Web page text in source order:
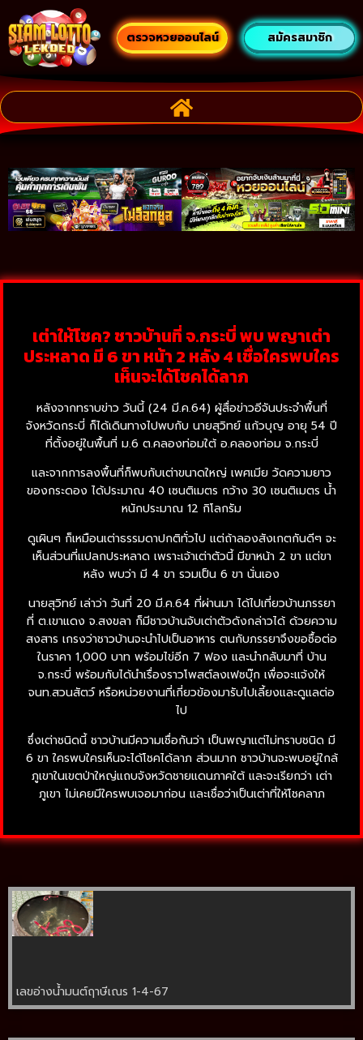
ตรวจหวยออนไลน์ สมัครสมาชิก
เต่าให้โชค? ชาวบ้านที่ จ.กระบี่ พบ พญาเต่า
ประหลาด มี 6 ขา หน้า 2 หลัง 4 เชื่อใครพบใคร
เห็นจะได้โชคได้ลาภ
หลังจากทราบข่าว วันนี้ (24 มี.ค.64) ผู้สื่อข่าวอีจันประจำพื้นที่
จังหวัดกระบี่ ก็ได้เดินทางไปพบกับ นายสุวิทย์ แก้วบุญ อายุ 54 ปี
ที่ตั้งอยู่ในพื้นที่ ม.6 ต.คลองท่อมใต้ อ.คลองท่อม จ.กระบี่
และจากการลงพื้นที่ก็พบกับเต่าขนาดใหญ่ เพศเมีย วัดความยาว
ของกระดอง ได้ประมาณ 40 เซนติเมตร กว้าง 30 เซนติเมตร น้ำ
หนักประมาณ 12 กิโลกรัม
ดูเผินๆ ก็เหมือนเต่าธรรมดาปกติทั่วไป แต่ถ้าลองสังเกตกันดีๆ จะ
เห็นส่วนที่แปลกประหลาด เพราะเจ้าเต่าตัวนี้ มีขาหน้า 2 ขา แต่ขา
หลัง พบว่า มี 4 ขา รวมเป็น 6 ขา นั่นเอง
นายสุวิทย์ เล่าว่า วันที่ 20 มี.ค.64 ที่ผ่านมา ได้ไปเที่ยวบ้านภรรยา
ที่ ต.เขาแดง จ.สงขลา ก็มีชาวบ้านจับเต่าตัวดังกล่าวได้ ด้วยความ
สงสาร เกรงว่าชาวบ้านจะนำไปเป็นอาหาร ตนกับภรรยาจึงขอซื้อต่อ
ในราคา 1,000 บาท พร้อมไข่อีก 7 ฟอง และนำกลับมาที่ บ้าน
จ.กระบี่ พร้อมกับได้นำเรื่องราวโพสต์ลงเฟซบุ๊ก เพื่อจะแจ้งให้
จนท.สวนสัตว์ หรือหน่วยงานที่เกี่ยวข้องมารับไปเลี้ยงและดูแลต่อ
ไป
ซึ่งเต่าชนิดนี้ ชาวบ้านมีความเชื่อกันว่า เป็นพญาแต่ไม่ทราบชนิด มี
6 ขา ใครพบใครเห็นจะได้โชคได้ลาภ ส่วนมาก ชาวบ้านจะพบอยู่ใกล้
ภูเขาในเขตป่าใหญ่แถบจังหวัดชายแดนภาคใต้ และจะเรียกว่า เต่า
ภูเขา ไม่เคยมีใครพบเจอมาก่อน และเชื่อว่าเป็นเต่าที่ให้โชคลาภ
เลขอ่างน้ำมนต์ฤาษีเณร 1-4-67